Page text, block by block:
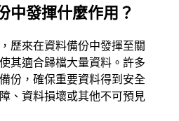
中發揮什麼作用？
歷來在資料備份中發揮至關
其適合歸檔大量資料。許多
份，確保重要資料得到安全
、資料損壞或其他不可預見